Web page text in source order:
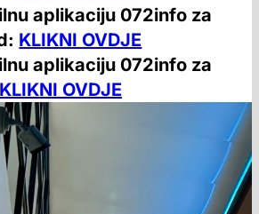
aplikaciju 072info za
KLIKNI OVDJE
aplikaciju 072info za
KLIKNI OVDJE